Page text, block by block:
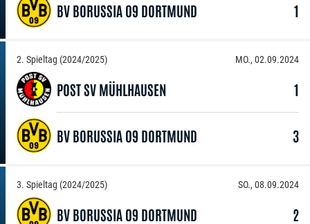
BV BORUSSIA 09 DORTMUND 1
2. Spieltag (2024/2025) MO., 02.09.2024
POST SV MÜHLHAUSEN 1
BV BORUSSIA 09 DORTMUND 3
3. Spieltag (2024/2025) SO., 08.09.2024
BV BORUSSIA 09 DORTMUND 2